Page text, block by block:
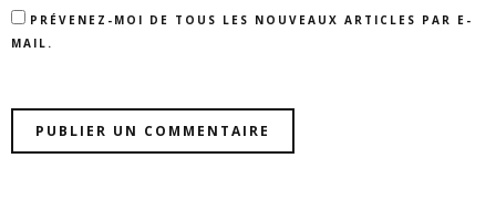
PRÉVENEZ-MOI DE TOUS LES NOUVEAUX ARTICLES PAR E-
MAIL.